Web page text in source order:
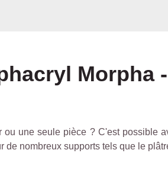
Morpha
ou une seule pièce ? C'est possible
de nombreux supports tels que le